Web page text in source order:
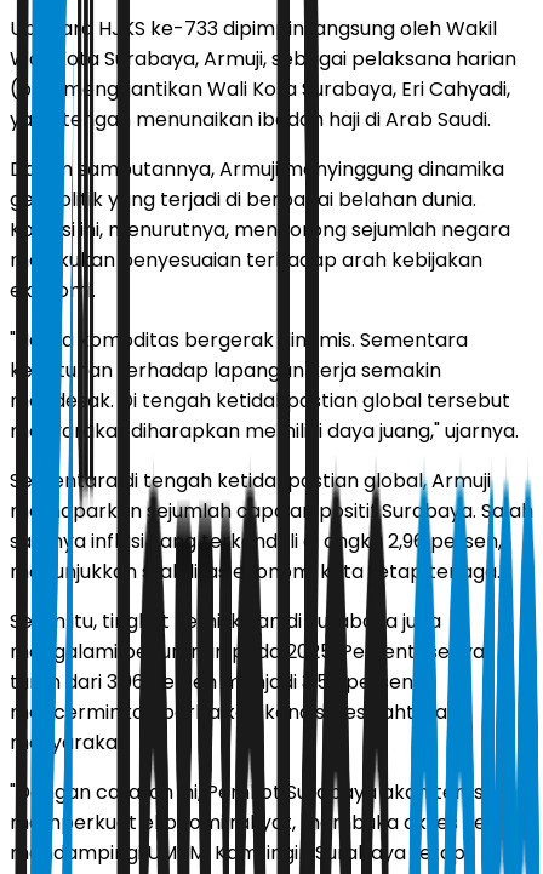
Upacara HJKS ke-733 dipimpin langsung oleh Wakil
Wali Kota Surabaya, Armuji, sebagai pelaksana harian
(plh) menggantikan Wali Kota Surabaya, Eri Cahyadi,
yang tengah menunaikan ibadah haji di Arab Saudi.
Dalam sambutannya, Armuji menyinggung dinamika
geopolitik yang terjadi di berbagai belahan dunia.
Kondisi ini, menurutnya, mendorong sejumlah negara
melakukan penyesuaian terhadap arah kebijakan
ekonomi.
"Harga komoditas bergerak dinamis. Sementara
kebutuhan terhadap lapangan kerja semakin
mendesak. Di tengah ketidakpastian global tersebut
masyarakat diharapkan memiliki daya juang," ujarnya.
Sementara di tengah ketidakpastian global, Armuji
memaparkan sejumlah capaian positif Surabaya. Salah
satunya inflasi yang terkendali di angka 2,96 persen,
menunjukkan stabilitas ekonomi kota tetap terjaga.
Selain itu, tingkat kemiskinan di Surabaya juga
mengalami penurunan pada 2025. Persentasenya
turun dari 3,96 persen menjadi 3,56 persen,
mencerminkan perbaikan kondisi kesejahteraan
masyarakat.
"Dengan catatan ini, Pemkot Surabaya akan terus
memperkuat ekonomi rakyat, membuka akses kerja,
mendampingi UMKM. Kami ingin Surabaya tetap